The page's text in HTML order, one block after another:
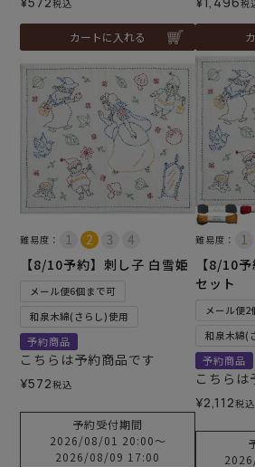
税込
カートに入れる
税
難易度：
【8/10予約】刺し子 白雪姫
メール便6個まで可
和泉木綿(さらし)使用
予約商品
こちらは予約商品です
¥572税込
予約受付期間
2026/08/01 20:00〜
2026/08/09 17:00
難易度：
【8/10
セット
メール便2
和泉木綿(
予約商品
こちらは
¥2,112税込